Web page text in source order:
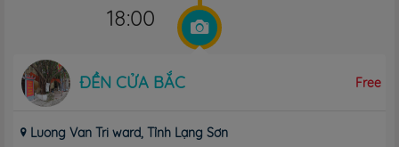
18:00
ĐỀN CỬA BẮC Free
Luong Van Tri ward, Tỉnh Lạng Sơn